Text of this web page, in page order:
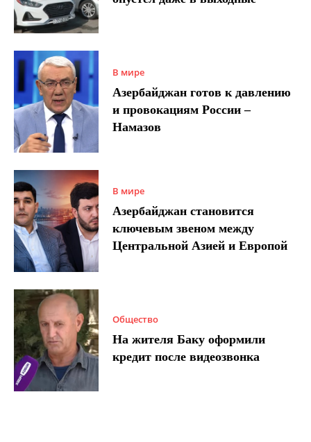
В мире
Азербайджан готов к давлению
и провокациям России –
Намазов
В мире
Азербайджан становится
ключевым звеном между
Центральной Азией и Европой
Общество
На жителя Баку оформили
кредит после видеозвонка